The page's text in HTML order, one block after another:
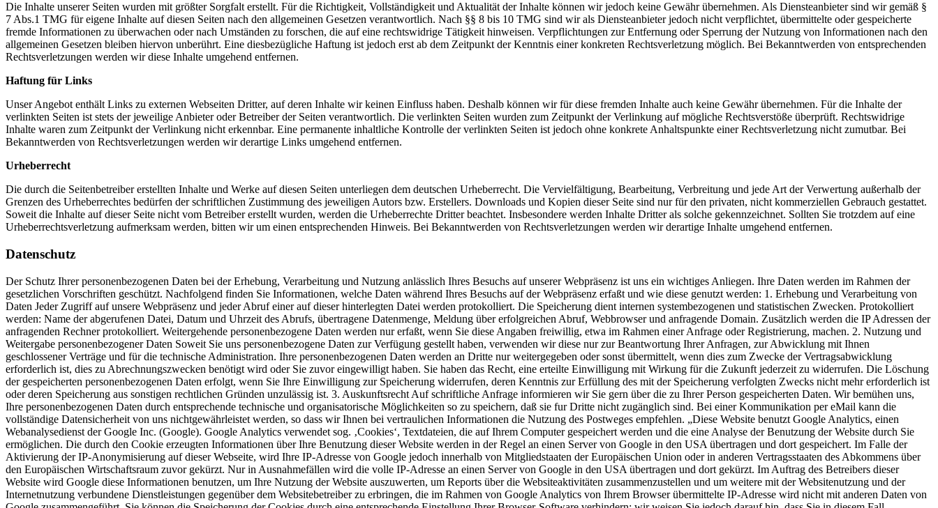
Die Inhalte unserer Seiten wurden mit größter Sorgfalt erstellt. Für die Richtigkeit, Vollständigkeit und Aktualität der Inhalte können wir jedoch keine Gewähr übernehmen. Als Diensteanbieter sind wir gemäß §
7 Abs.1 TMG für eigene Inhalte auf diesen Seiten nach den allgemeinen Gesetzen verantwortlich. Nach §§ 8 bis 10 TMG sind wir als Diensteanbieter jedoch nicht verpflichtet, übermittelte oder gespeicherte
fremde Informationen zu überwachen oder nach Umständen zu forschen, die auf eine rechtswidrige Tätigkeit hinweisen. Verpflichtungen zur Entfernung oder Sperrung der Nutzung von Informationen nach den
allgemeinen Gesetzen bleiben hiervon unberührt. Eine diesbezügliche Haftung ist jedoch erst ab dem Zeitpunkt der Kenntnis einer konkreten Rechtsverletzung möglich. Bei Bekanntwerden von entsprechenden
Rechtsverletzungen werden wir diese Inhalte umgehend entfernen.
Haftung für Links
Unser Angebot enthält Links zu externen Webseiten Dritter, auf deren Inhalte wir keinen Einfluss haben. Deshalb können wir für diese fremden Inhalte auch keine Gewähr übernehmen. Für die Inhalte der
verlinkten Seiten ist stets der jeweilige Anbieter oder Betreiber der Seiten verantwortlich. Die verlinkten Seiten wurden zum Zeitpunkt der Verlinkung auf mögliche Rechtsverstöße überprüft. Rechtswidrige
Inhalte waren zum Zeitpunkt der Verlinkung nicht erkennbar. Eine permanente inhaltliche Kontrolle der verlinkten Seiten ist jedoch ohne konkrete Anhaltspunkte einer Rechtsverletzung nicht zumutbar. Bei
Bekanntwerden von Rechtsverletzungen werden wir derartige Links umgehend entfernen.
Urheberrecht
Die durch die Seitenbetreiber erstellten Inhalte und Werke auf diesen Seiten unterliegen dem deutschen Urheberrecht. Die Vervielfältigung, Bearbeitung, Verbreitung und jede Art der Verwertung außerhalb der
Grenzen des Urheberrechtes bedürfen der schriftlichen Zustimmung des jeweiligen Autors bzw. Erstellers. Downloads und Kopien dieser Seite sind nur für den privaten, nicht kommerziellen Gebrauch gestattet.
Soweit die Inhalte auf dieser Seite nicht vom Betreiber erstellt wurden, werden die Urheberrechte Dritter beachtet. Insbesondere werden Inhalte Dritter als solche gekennzeichnet. Sollten Sie trotzdem auf eine
Urheberrechtsverletzung aufmerksam werden, bitten wir um einen entsprechenden Hinweis. Bei Bekanntwerden von Rechtsverletzungen werden wir derartige Inhalte umgehend entfernen.
Datenschutz
Der Schutz Ihrer personenbezogenen Daten bei der Erhebung, Verarbeitung und Nutzung anlässlich Ihres Besuchs auf unserer Webpräsenz ist uns ein wichtiges Anliegen. Ihre Daten werden im Rahmen der
gesetzlichen Vorschriften geschützt. Nachfolgend finden Sie Informationen, welche Daten während Ihres Besuchs auf der Webpräsenz erfaßt und wie diese genutzt werden: 1. Erhebung und Verarbeitung von
Daten Jeder Zugriff auf unsere Webpräsenz und jeder Abruf einer auf dieser hinterlegten Datei werden protokolliert. Die Speicherung dient internen systembezogenen und statistischen Zwecken. Protokolliert
werden: Name der abgerufenen Datei, Datum und Uhrzeit des Abrufs, übertragene Datenmenge, Meldung über erfolgreichen Abruf, Webbrowser und anfragende Domain. Zusätzlich werden die IP Adressen der
anfragenden Rechner protokolliert. Weitergehende personenbezogene Daten werden nur erfaßt, wenn Sie diese Angaben freiwillig, etwa im Rahmen einer Anfrage oder Registrierung, machen. 2. Nutzung und
Weitergabe personenbezogener Daten Soweit Sie uns personenbezogene Daten zur Verfügung gestellt haben, verwenden wir diese nur zur Beantwortung Ihrer Anfragen, zur Abwicklung mit Ihnen
geschlossener Verträge und für die technische Administration. Ihre personenbezogenen Daten werden an Dritte nur weitergegeben oder sonst übermittelt, wenn dies zum Zwecke der Vertragsabwicklung
erforderlich ist, dies zu Abrechnungszwecken benötigt wird oder Sie zuvor eingewilligt haben. Sie haben das Recht, eine erteilte Einwilligung mit Wirkung für die Zukunft jederzeit zu widerrufen. Die Löschung
der gespeicherten personenbezogenen Daten erfolgt, wenn Sie Ihre Einwilligung zur Speicherung widerrufen, deren Kenntnis zur Erfüllung des mit der Speicherung verfolgten Zwecks nicht mehr erforderlich ist
oder deren Speicherung aus sonstigen rechtlichen Gründen unzulässig ist. 3. Auskunftsrecht Auf schriftliche Anfrage informieren wir Sie gern über die zu Ihrer Person gespeicherten Daten. Wir bemühen uns,
Ihre personenbezogenen Daten durch entsprechende technische und organisatorische Möglichkeiten so zu speichern, daß sie fur Dritte nicht zugänglich sind. Bei einer Kommunikation per eMail kann die
vollständige Datensicherheit von uns nichtgewährleistet werden, so dass wir Ihnen bei vertraulichen Informationen die Nutzung des Postweges empfehlen. „Diese Website benutzt Google Analytics, einen
Webanalysedienst der Google Inc. (Google). Google Analytics verwendet sog. ‚Cookies‘, Textdateien, die auf Ihrem Computer gespeichert werden und die eine Analyse der Benutzung der Website durch Sie
ermöglichen. Die durch den Cookie erzeugten Informationen über Ihre Benutzung dieser Website werden in der Regel an einen Server von Google in den USA übertragen und dort gespeichert. Im Falle der
Aktivierung der IP-Anonymisierung auf dieser Webseite, wird Ihre IP-Adresse von Google jedoch innerhalb von Mitgliedstaaten der Europäischen Union oder in anderen Vertragsstaaten des Abkommens über
den Europäischen Wirtschaftsraum zuvor gekürzt. Nur in Ausnahmefällen wird die volle IP-Adresse an einen Server von Google in den USA übertragen und dort gekürzt. Im Auftrag des Betreibers dieser
Website wird Google diese Informationen benutzen, um Ihre Nutzung der Website auszuwerten, um Reports über die Websiteaktivitäten zusammenzustellen und um weitere mit der Websitenutzung und der
Internetnutzung verbundene Dienstleistungen gegenüber dem Websitebetreiber zu erbringen, die im Rahmen von Google Analytics von Ihrem Browser übermittelte IP-Adresse wird nicht mit anderen Daten von